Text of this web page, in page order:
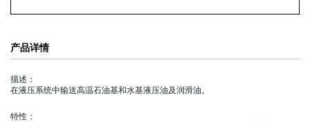
产品详情
描述：
在液压系统中输送高温石油基和水基液压油及润滑油。
特性：